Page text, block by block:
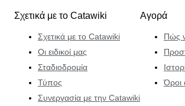
Σχετικά με το Catawiki
Σχετικά με το Catawiki
Οι ειδικοί μας
Σταδιοδρομία
Τύπος
Συνεργασία με την Catawiki
Αγορά
Πώς
Όροι